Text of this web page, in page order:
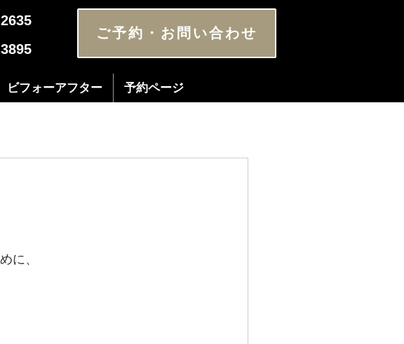
ご予約・お問い合わせ
ビフォーアフター 予約ページ
に、